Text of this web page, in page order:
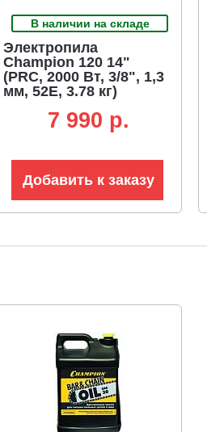
В наличии на складе
Электропила
Champion 120 14"
(PRC, 2000 Вт, 3/8", 1,3
мм, 52E, 3.78 кг)
7 990 p.
Добавить к заказу